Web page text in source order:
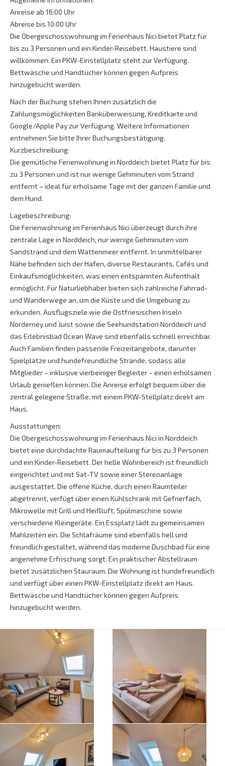
Anreise ab 16:00 Uhr
Abreise bis 10:00 Uhr
Die Obergeschosswohnung im Ferienhaus Nici bietet Platz für
bis zu 3 Personen und ein Kinder-Reisebett. Haustiere sind
willkommen. Ein PKW-Einstellplatz steht zur Verfügung.
Bettwäsche und Handtücher können gegen Aufpreis
hinzugebucht werden.
Nach der Buchung stehen Ihnen zusätzlich die
Zahlungsmöglichkeiten Banküberweisung, Kreditkarte und
Google/Apple Pay zur Verfügung. Weitere Informationen
entnehmen Sie bitte Ihrer Buchungsbestätigung.
Kurzbeschreibung:
Die gemütliche Ferienwohnung in Norddeich bietet Platz für bis
zu 3 Personen und ist nur wenige Gehminuten vom Strand
entfernt – ideal für erholsame Tage mit der ganzen Familie und
dem Hund.
Lagebeschreibung:
Die Ferienwohnung im Ferienhaus Nici überzeugt durch ihre
zentrale Lage in Norddeich, nur wenige Gehminuten vom
Sandstrand und dem Wattenmeer entfernt. In unmittelbarer
Nähe befinden sich der Hafen, diverse Restaurants, Cafés und
Einkaufsmöglichkeiten, was einen entspannten Aufenthalt
ermöglicht. Für Naturliebhaber bieten sich zahlreiche Fahrrad-
und Wanderwege an, um die Küste und die Umgebung zu
erkunden. Ausflugsziele wie die Ostfriesischen Inseln
Norderney und Juist sowie die Seehundstation Norddeich und
das Erlebnisbad Ocean Wave sind ebenfalls schnell erreichbar.
Auch Familien finden passende Freizeitangebote, darunter
Spielplätze und hundefreundliche Strände, sodass alle
Mitglieder – inklusive vierbeiniger Begleiter – einen erholsamen
Urlaub genießen können. Die Anreise erfolgt bequem über die
zentral gelegene Straße, mit einem PKW-Stellplatz direkt am
Haus.
Ausstattungen:
Die Obergeschosswohnung im Ferienhaus Nici in Norddeich
bietet eine durchdachte Raumaufteilung für bis zu 3 Personen
und ein Kinder-Reisebett. Der helle Wohnbereich ist freundlich
eingerichtet und mit Sat-TV sowie einer Stereoanlage
ausgestattet. Die offene Küche, durch einen Raumteiler
abgetrennt, verfügt über einen Kühlschrank mit Gefrierfach,
Mikrowelle mit Grill und Heißluft, Spülmaschine sowie
verschiedene Kleingeräte. Ein Essplatz lädt zu gemeinsamen
Mahlzeiten ein. Die Schlafräume sind ebenfalls hell und
freundlich gestaltet, während das moderne Duschbad für eine
angenehme Erfrischung sorgt. Ein praktischer Abstellraum
bietet zusätzlichen Stauraum. Die Wohnung ist hundefreundlich
und verfügt über einen PKW-Einstellplatz direkt am Haus.
Bettwäsche und Handtücher können gegen Aufpreis
hinzugebucht werden.